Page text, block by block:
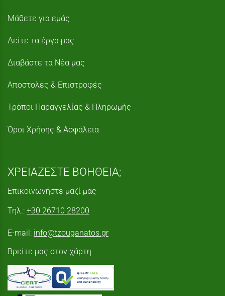
Μάθετε για εμάς
Δείτε τα έργα μας
Διαβάστε τα Νέα μας
Αποστολές & Επιστροφές
Τρόποι Παραγγελίας & Πληρωμής
Όροι Χρήσης & Ασφάλεια
ΧΡΕΙΑΖΕΣΤΕ ΒΟΗΘΕΙΑ;
Επικοινωνήστε μαζί μας
Τηλ.: +30 26710 28200
E-mail: info@tzouganatos.gr
Βρείτε μας στον χάρτη